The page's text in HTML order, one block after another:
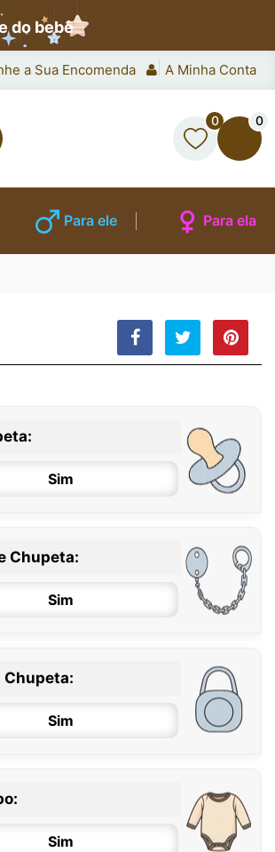
do bebê
a Sua Encomenda A Minha Conta
0 0
Para ele Para ela
Sim
Chupeta:
Sim
Chupeta:
Sim
Sim